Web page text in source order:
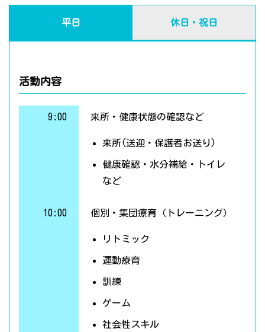
平日 休日・祝日
活動内容
9:00 来所・健康状態の確認など
来所(送迎・保護者お送り)
健康確認・水分補給・トイレ
など
10:00 個別・集団療育（トレーニング）
リトミック
運動療育
訓練
ゲーム
社会性スキル